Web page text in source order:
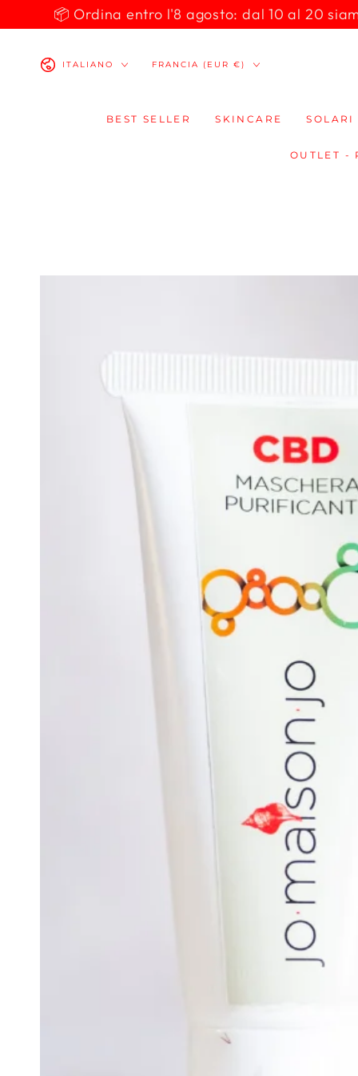
PASSA AL
CONTENUTO
📦 Ordina entro l'8 agosto: dal 10 al 20
LinguaITALIANO
Paese/Area
FRANCIA (EUR €)
BEST SELLER SKINCARE SOLARI
OUTLET -
PASSA ALLE